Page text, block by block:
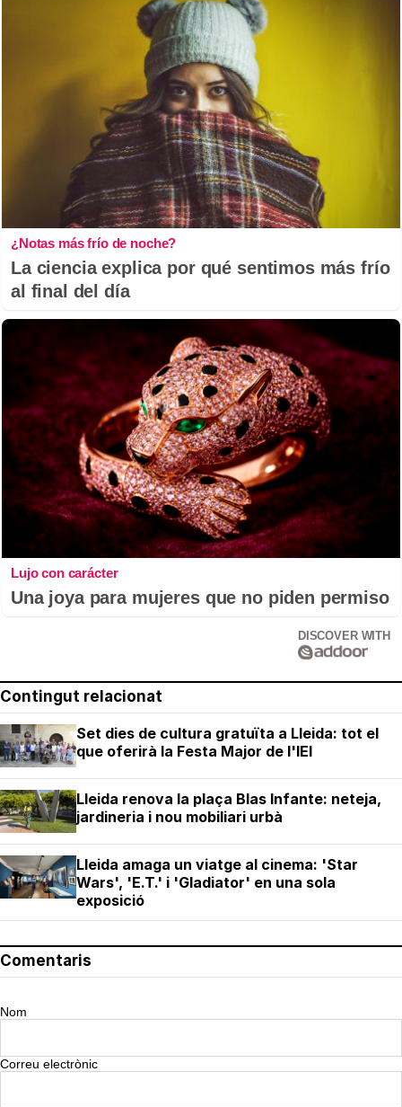
¿Notas más frío de noche?
La ciencia explica por qué sentimos más frío
al final del día
Lujo con carácter
Una joya para mujeres que no piden permiso
DISCOVER WITH
Contingut relacionat
Set dies de cultura gratuïta a Lleida: tot el
que oferirà la Festa Major de l'IEI
Lleida renova la plaça Blas Infante: neteja,
jardineria i nou mobiliari urbà
Lleida amaga un viatge al cinema: 'Star
Wars', 'E.T.' i 'Gladiator' en una sola
exposició
Comentaris
Nom
Correu electrònic